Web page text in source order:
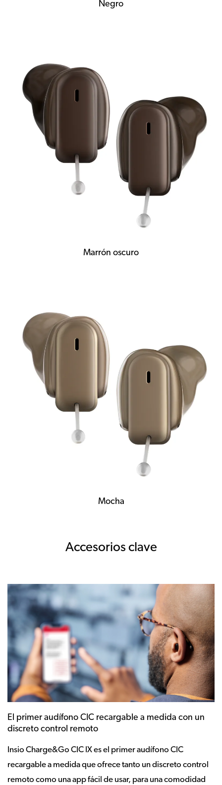
Negro
Marrón oscuro
Mocha
Accesorios clave
El primer audífono CIC recargable a medida con un
discreto control remoto
Insio Charge&Go CIC IX es el primer audífono CIC
recargable a medida que ofrece tanto un discreto control
remoto como una app fácil de usar, para una comodidad